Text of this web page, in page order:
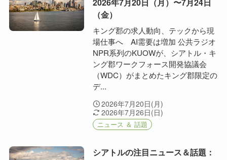
2026年7月20日（月）〜7月24日
（金）
キング郡の求人動向、テックから現
場仕事へ AI需要は増加 公共ラジオ
NPR系列のKUOWが、シアトル・キ
ング郡ワークフォース開発協議会
（WDC）がまとめたキング郡限定の
デ...
2026年7月20日(月)
2026年7月26日(日)
ニュース ＆ 話題
シアトルの注目ニュース＆話題：